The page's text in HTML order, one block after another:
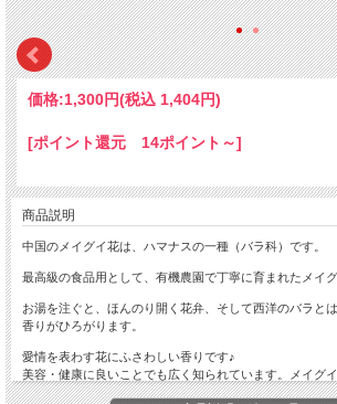
価格:1,300円(税込 1,404円)
[ポイント還元 14ポイント～]
商品説明
中国のメイグイ花は、ハマナスの一種（バラ科）です。
最高級の食品用として、有機農園で丁寧に育まれたメイグ
お湯を注ぐと、ほんのり開く花弁、そして西洋のバラと
香りがひろがります。
愛情を表わす花にふさわしい香りです♪
美容・健康に良いことでも広く知られています。メイグ
他のお茶・ハーブ・薬膳食品とのブレンドにも合います。